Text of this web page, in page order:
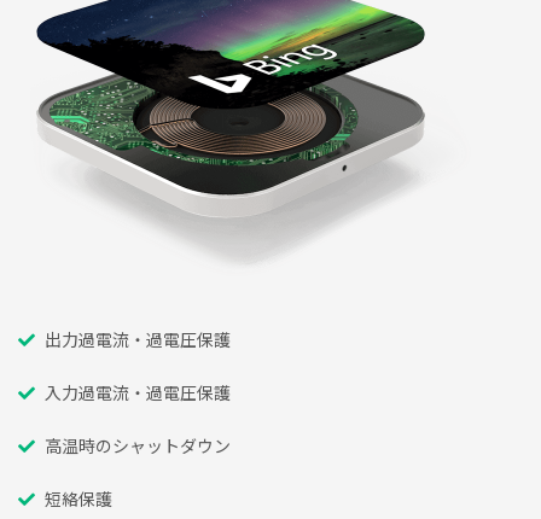
出力過電流・過電圧保護
入力過電流・過電圧保護
高温時のシャットダウン
短絡保護